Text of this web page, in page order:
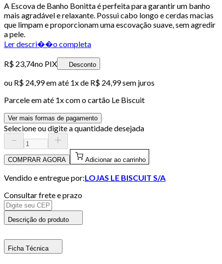
A Escova de Banho Bonitta é perfeita para garantir um banho
mais agradável e relaxante. Possui cabo longo e cerdas macias
que limpam e proporcionam uma escovação suave, sem agredir
a pele.
Ler descri��o completa
R$ 23,74no PIX Desconto
ou R$ 24,99em até 1x de R$ 24,99sem juros
Parcele em até 1x com o cartão Le Biscuit
Ver mais formas de pagamento
Selecione ou digite a quantidade desejada
COMPRAR AGORA Adicionar ao carrinho
Vendido e entregue por:LOJAS LE BISCUIT S/A
Consultar frete e prazo
Descrição do produto
Ficha Técnica